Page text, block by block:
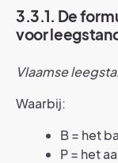
3.3.1. De
voor
Vlaamse
Waarbij:
B = het
P = het